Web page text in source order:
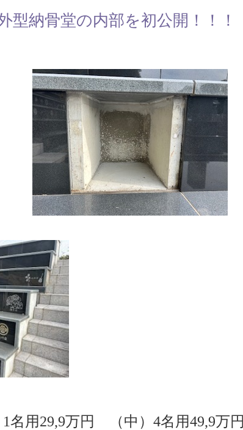
納骨堂の内部を初公開！！！
名用29,9万円 （中）4名用49,9万円